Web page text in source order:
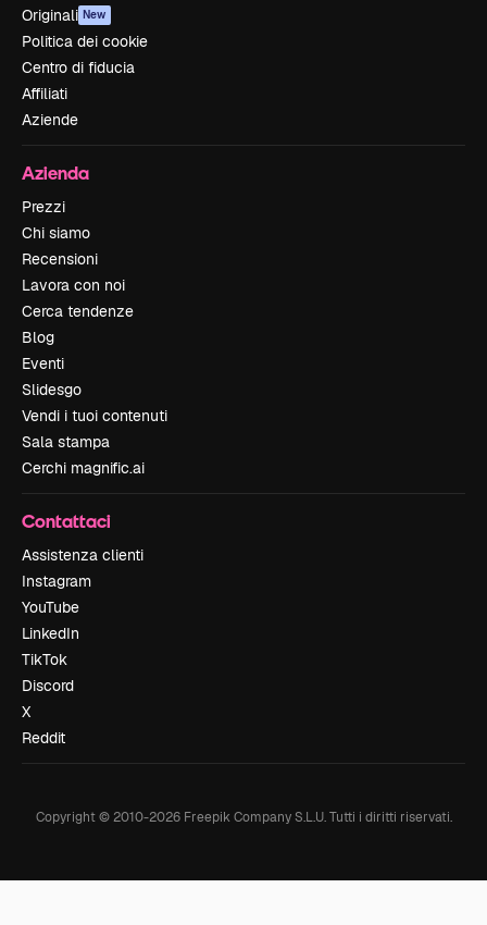
Originali New
Politica dei cookie
Centro di fiducia
Affiliati
Aziende
Azienda
Prezzi
Chi siamo
Recensioni
Lavora con noi
Cerca tendenze
Blog
Eventi
Slidesgo
Vendi i tuoi contenuti
Sala stampa
Cerchi magnific.ai
Contattaci
Assistenza clienti
Instagram
YouTube
LinkedIn
TikTok
Discord
X
Reddit
Copyright © 2010-2026Freepik Company S.L.U. Tutti i diritti riservati.